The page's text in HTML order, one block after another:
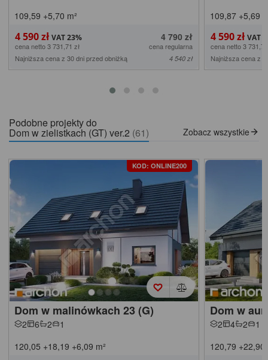
109,59 +5,70 m²
4 590 zł 4 790 zł
cena netto 3 731,71 zł
cena regularna
Najniższa cena z 30 dni przed obniżką
4 540 zł
109,87 +5,69
4 590 zł
cena netto 3
Najniższa cena z
Podobne projekty do
Dom w zielistkach (GT) ver.2 (61) Zobacz wszystkie
KOD: ONLINE200
Dom w malinówkach 23 (G)
2 6 2
1
120,05 +18,19 +6,09 m²
Dom w
2 4 2
1
120,79 +22,90